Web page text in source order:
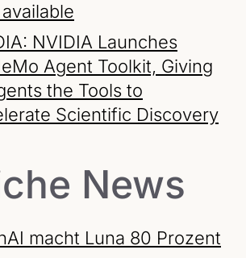
NVIDIA Launches
Agent Toolkit, Giving
the Tools to
Scientific Discovery
News
macht Luna 80 Prozent